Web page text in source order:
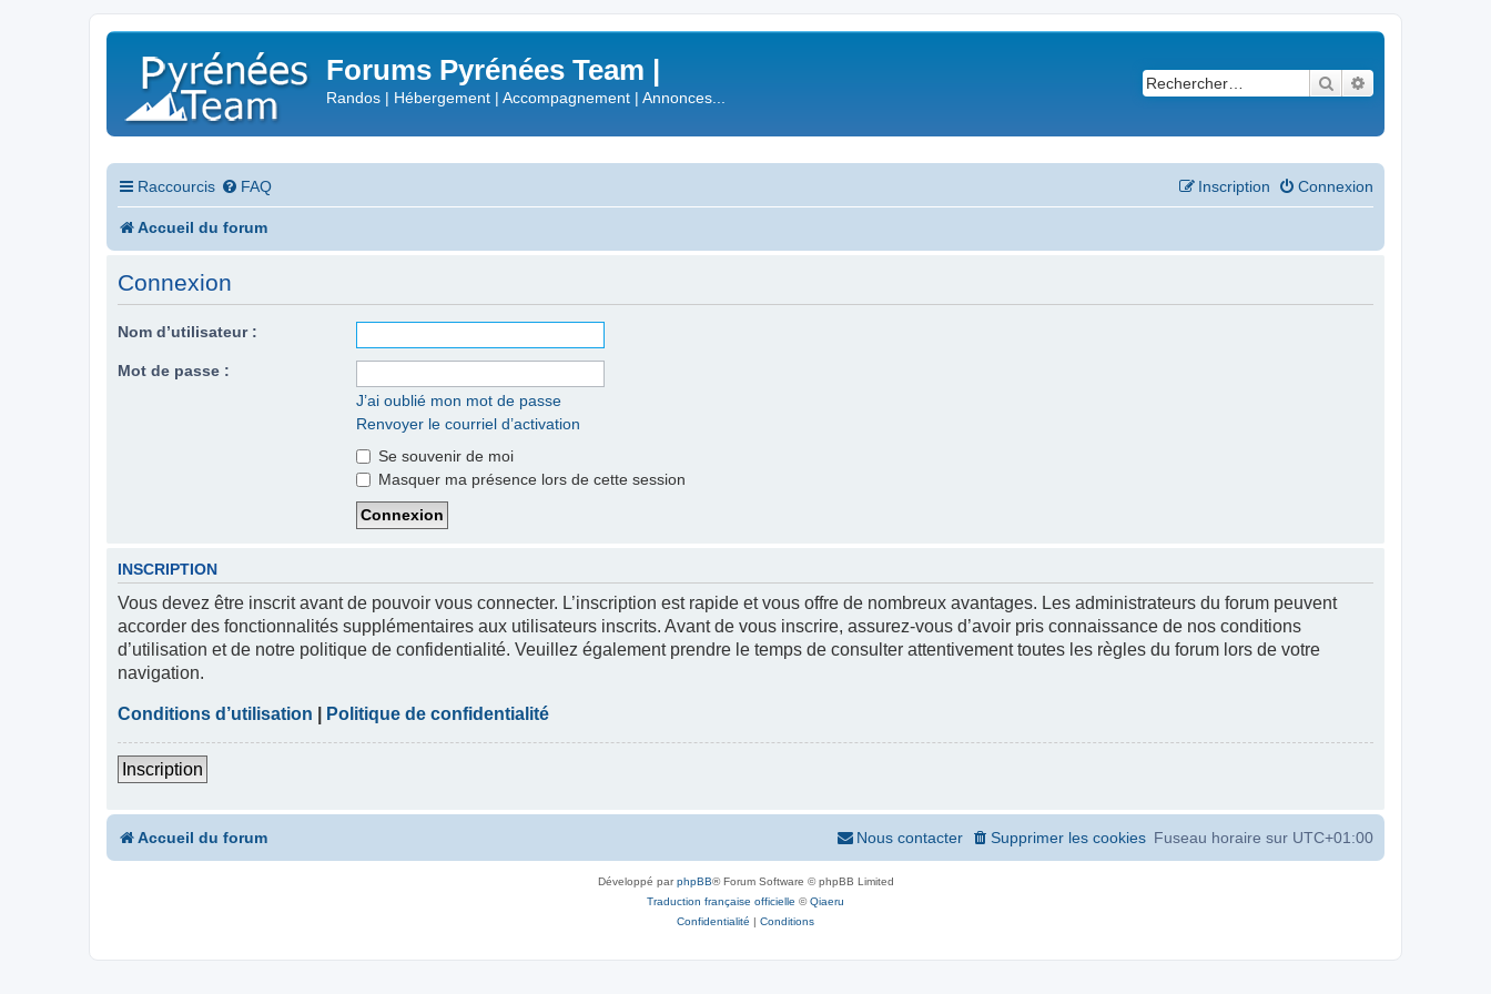
Forums Pyrénées Team |
Randos | Hébergement | Accompagnement | Annonces...
Rechercher
Raccourcis FAQ Connexion
Inscription
Accueil du forum
Connexion
Nom d’utilisateur :
Mot de passe :
J’ai oublié mon mot de passe
Renvoyer le courriel d’activation
Se souvenir de moi
Masquer ma présence lors de cette session
INSCRIPTION
Vous devez être inscrit avant de pouvoir vous connecter. L’inscription est rapide et vous offre de nombreux avantages. Les administrateurs du forum peuvent
accorder des fonctionnalités supplémentaires aux utilisateurs inscrits. Avant de vous inscrire, assurez-vous d’avoir pris connaissance de nos conditions
d’utilisation et de notre politique de confidentialité. Veuillez également prendre le temps de consulter attentivement toutes les règles du forum lors de votre
navigation.
Conditions d’utilisation Politique de confidentialité
Inscription
Accueil du forum Fuseau horaire sur UTC+01:00
Supprimer les cookies
Nous contacter
Développé parphpBB® Forum Software © phpBB Limited
Traduction française officielle ©Qiaeru
Confidentialité | Conditions